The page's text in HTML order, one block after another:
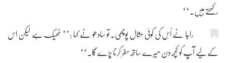
رکھتے ہیں۔‘‘
راجا نے اُس کی کوئی مثال پوچھی۔ تو سادھو نے کہا :’’ ٹھیک ہے لیکن اس
کے لیے آپ کو کچھ دن میرے ساتھ سفر کرنا پڑے گا۔‘‘